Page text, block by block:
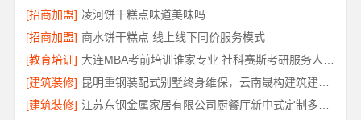
[招商加盟] 凌河饼干糕点味道美味吗
[招商加盟] 商水饼干糕点 线上线下同价服务模式
[教育培训]
[建筑装修]
昆明重钢装配式别墅终身维保，云南晟构建筑建材有限公司维保
[建筑装修]